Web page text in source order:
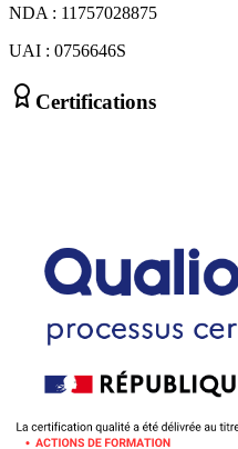
NDA : 11757028875
UAI : 0756646S
Certifications